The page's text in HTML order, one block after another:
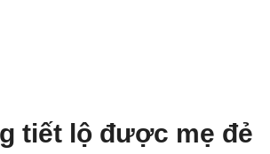
tiết lộ được mẹ đẻ